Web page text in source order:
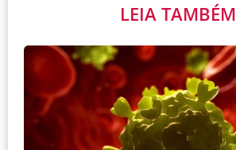
LEIA TAMBÉM